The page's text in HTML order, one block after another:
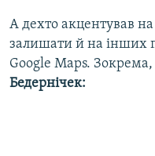
А дехто акцентував
залишати й на інших
Google Maps.
Бедернічек: